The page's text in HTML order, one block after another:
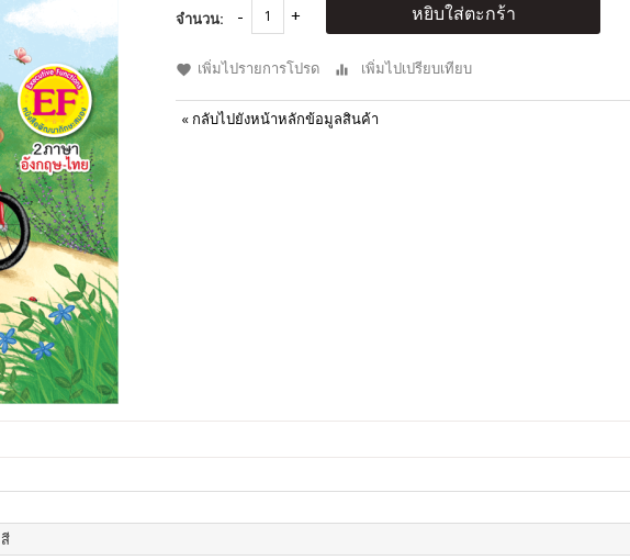
จำนวน: หยิบใส่ตะกร้า
เพิ่มไปรายการโปรด เพิ่มไปเปรียบเทียบ
« กลับไปยังหน้าหลักข้อมูลสินค้า